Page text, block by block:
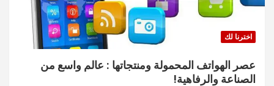
اخترنا لك
عصر الهواتف المحمولة ومنتجاتها : عالم واسع من
الصناعة والرفاهية!